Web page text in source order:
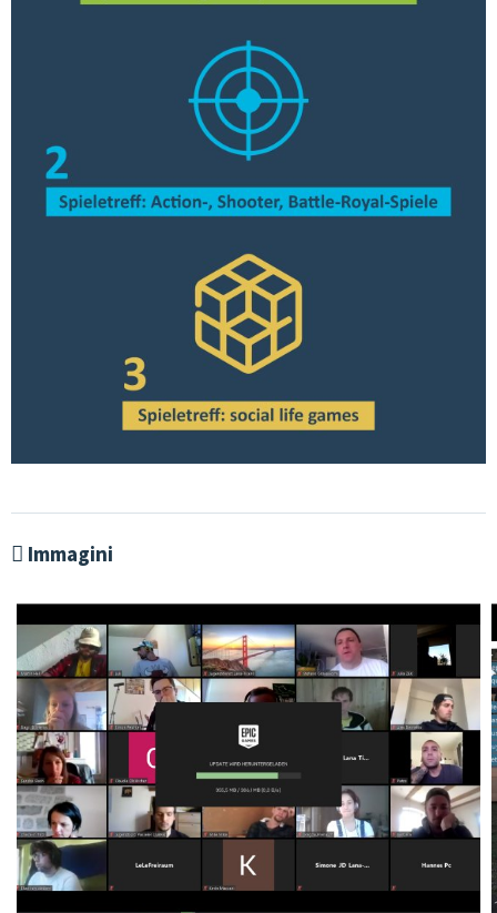
CONSULENZA & FORMAZIONE
QUALITÀ & SVILUPPO
CULTURA & MUSICA GIOVANILE
GIOVANI IN EUROPA & PLURILINGUISMO
GENDER & PEDAGOGIA SESSUALE
JUGENDCOACHINGGIOVANI
ESF-PROJEKT
Immagini